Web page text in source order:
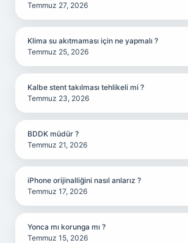
Temmuz 27, 2026
Klima su akıtmaması için ne yapmalı ?
Temmuz 25, 2026
Kalbe stent takılması tehlikeli mi ?
Temmuz 23, 2026
BDDK müdür ?
Temmuz 21, 2026
iPhone orijinalliğini nasıl anlarız ?
Temmuz 17, 2026
Yonca mı korunga mı ?
Temmuz 15, 2026